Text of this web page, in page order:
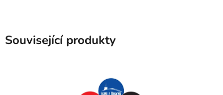
Související produkty